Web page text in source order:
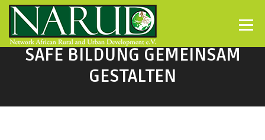
Direkt zum Inhalt
Menü
SAFE BILDUNG GEMEINSAM
GESTALTEN